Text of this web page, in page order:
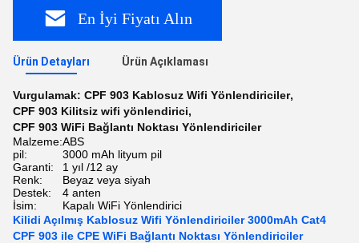
En İyi Fiyatı Alın
Ürün Detayları Ürün Açıklaması
Vurgulamak: CPF 903 Kablosuz Wifi Yönlendiriciler,
CPF 903 Kilitsiz wifi yönlendirici,
CPF 903 WiFi Bağlantı Noktası Yönlendiriciler
Malzeme:ABS
pil:
3000 mAh lityum pil
Garanti:
1 yıl /12 ay
Renk:
Beyaz veya siyah
Destek:
4 anten
İsim:
Kapalı WiFi Yönlendirici
Kilidi Açılmış Kablosuz Wifi Yönlendiriciler 3000mAh Cat4
CPF 903 ile CPE WiFi Bağlantı Noktası Yönlendiriciler